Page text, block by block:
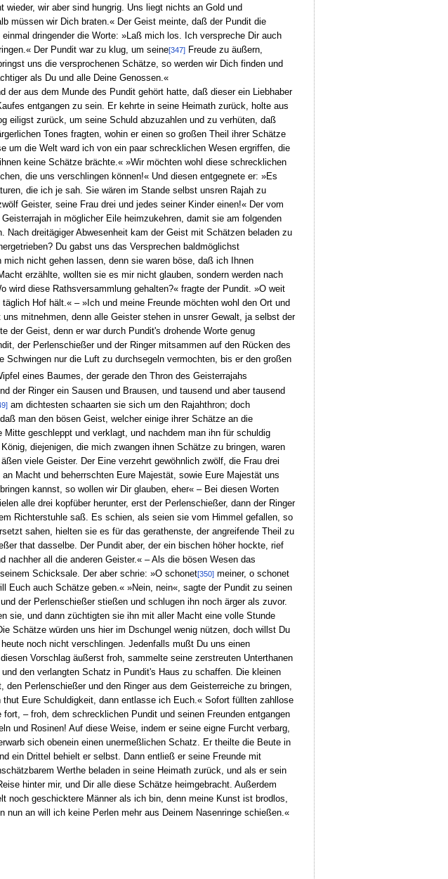
wir aber sind hungrig. Uns liegt nichts an Gold und
müssen wir Dich braten.« Der Geist meinte, daß der Pundit die
dringender die Worte: »Laß mich los. Ich verspreche Dir auch
Der Pundit war zu klug, um seine[347]Freude zu äußern,
uns die versprochenen Schätze, so werden wir Dich finden und
als Du und alle Deine Genossen.«
der aus dem Munde des Pundit gehört hatte, daß dieser ein Liebhaber
entgangen zu sein. Er kehrte in seine Heimath zurück, holte aus
eiligst zurück, um seine Schuld abzuzahlen und zu verhüten, daß
Tones fragten, wohin er einen so großen Theil ihrer Schätze
um die Welt ward ich von ein paar schrecklichen Wesen ergriffen, die
keine Schätze brächte.« »Wir möchten wohl diese schrecklichen
die uns verschlingen können!« Und diesen entgegnete er: »Es
die ich je sah. Sie wären im Stande selbst unsren Rajah zu
Geister, seine Frau drei und jedes seiner Kinder einen!« Der vom
in möglicher Eile heimzukehren, damit sie am folgenden
Nach dreitägiger Abwesenheit kam der Geist mit Schätzen beladen zu
Du gabst uns das Versprechen baldmöglichst
nicht gehen lassen, denn sie waren böse, daß ich Ihnen
erzählte, wollten sie es mir nicht glauben, sondern werden nach
wird diese Rathsversammlung gehalten?« fragte der Pundit. »O weit
Hof hält.« – »Ich und meine Freunde möchten wohl den Ort und
mitnehmen, denn alle Geister stehen in unsrer Gewalt, ja selbst der
der Geist, denn er war durch Pundit's drohende Worte genug
der Perlenschießer und der Ringer mitsammen auf den Rücken des
nur die Luft zu durchsegeln vermochten, bis er den großen
eines Baumes, der gerade den Thron des Geisterrajahs
der Ringer ein Sausen und Brausen, und tausend und aber tausend
am dichtesten schaarten sie sich um den Rajahthron; doch
man den bösen Geist, welcher einige ihrer Schätze an die
geschleppt und verklagt, und nachdem man ihn für schuldig
diejenigen, die mich zwangen ihnen Schätze zu bringen, waren
viele Geister. Der Eine verzehrt gewöhnlich zwölf, die Frau drei
Macht und beherrschten Eure Majestät, sowie Eure Majestät uns
kannst, so wollen wir Dir glauben, eher« – Bei diesen Worten
alle drei kopfüber herunter, erst der Perlenschießer, dann der Ringer
Richterstuhle saß. Es schien, als seien sie vom Himmel gefallen, so
sahen, hielten sie es für das gerathenste, der angreifende Theil zu
that dasselbe. Der Pundit aber, der ein bischen höher hockte, rief
all die anderen Geister.« – Als die bösen Wesen das
Schicksale. Der aber schrie: »O schonet[350]meiner, o schonet
auch Schätze geben.« »Nein, nein«, sagte der Pundit zu seinen
der Perlenschießer stießen und schlugen ihn noch ärger als zuvor.
sie, und dann züchtigten sie ihn mit aller Macht eine volle Stunde
Schätze würden uns hier im Dschungel wenig nützen, doch willst Du
noch nicht verschlingen. Jedenfalls mußt Du uns einen
Vorschlag äußerst froh, sammelte seine zerstreuten Unterthanen
den verlangten Schatz in Pundit's Haus zu schaffen. Die kleinen
Perlenschießer und den Ringer aus dem Geisterreiche zu bringen,
Eure Schuldigkeit, dann entlasse ich Euch.« Sofort füllten zahllose
– froh, dem schrecklichen Pundit und seinen Freunden entgangen
und Rosinen! Auf diese Weise, indem er seine eigne Furcht verbarg,
sich obenein einen unermeßlichen Schatz. Er theilte die Beute in
ein Drittel behielt er selbst. Dann entließ er seine Freunde mit
Werthe beladen in seine Heimath zurück, und als er sein
hinter mir, und Dir alle diese Schätze heimgebracht. Außerdem
noch geschicktere Männer als ich bin, denn meine Kunst ist brodlos,
an will ich keine Perlen mehr aus Deinem Nasenringe schießen.«